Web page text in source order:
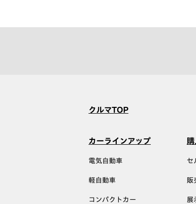
クルマTOP
カーラインアップ
電気自動車
軽自動車
コンパクトカー
セ
販
展